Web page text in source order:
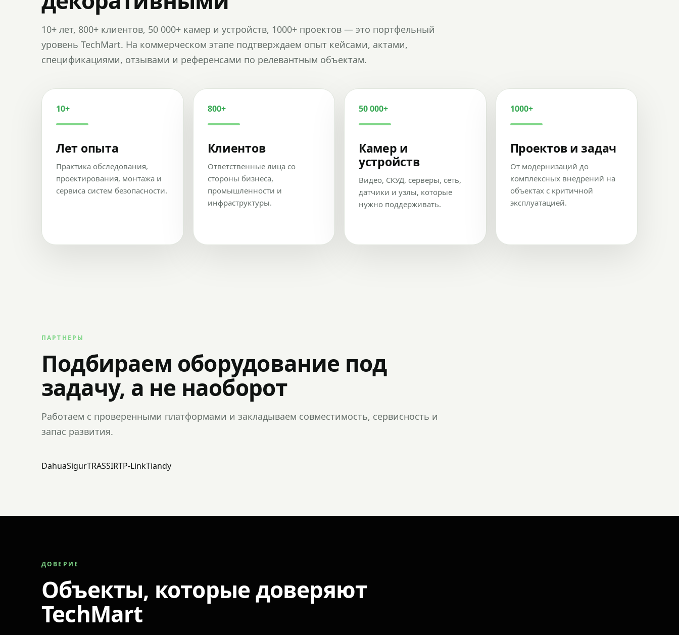
10+ лет, 800+ клиентов, 50 000+ камер и устройств, 1000+ проектов — это портфельный
уровень TechMart. На коммерческом этапе подтверждаем опыт кейсами, актами,
спецификациями, отзывами и референсами по релевантным объектам.
10+
Лет опыта
Практика обследования,
проектирования, монтажа и
сервиса систем безопасности.
800+
Клиентов
Ответственные лица со
стороны бизнеса,
промышленности и
инфраструктуры.
50 000+
Камер и
устройств
Видео, СКУД, серверы, сеть,
датчики и узлы, которые
нужно поддерживать.
1000+
Проектов и задач
От модернизаций до
комплексных внедрений на
объектах с критичной
эксплуатацией.
ПАРТНЕРЫ
Подбираем оборудование под
задачу, а не наоборот
Работаем с проверенными платформами и закладываем совместимость, сервисность и
запас развития.
DahuaSigurTRASSIRTP-LinkTiandy
ДОВЕРИЕ
Объекты, которые доверяют
TechMart